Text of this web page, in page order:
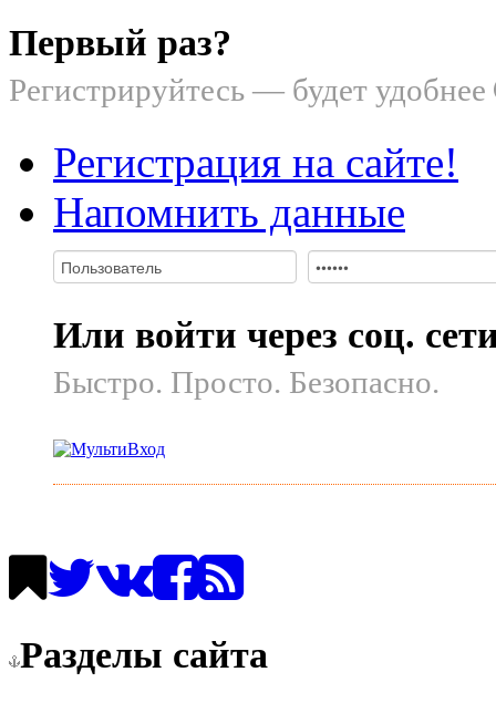
Первый раз?
Регистрируйтесь — будет удобнее
Регистрация на сайте!
Напомнить данные
Или войти через соц.
Быстро. Просто. Безопасно.
Разделы сайта